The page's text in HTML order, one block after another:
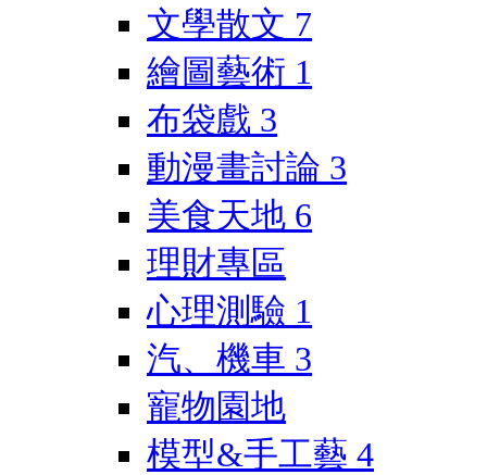
文學散文 7
繪圖藝術 1
布袋戲 3
動漫畫討論 3
美食天地 6
理財專區
心理測驗 1
汽、機車 3
寵物園地
模型&手工藝 4